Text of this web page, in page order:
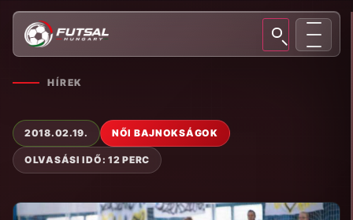
HÍREK
2018.02.19. NŐI BAJNOKSÁGOK
OLVASÁSI IDŐ: 12 PERC